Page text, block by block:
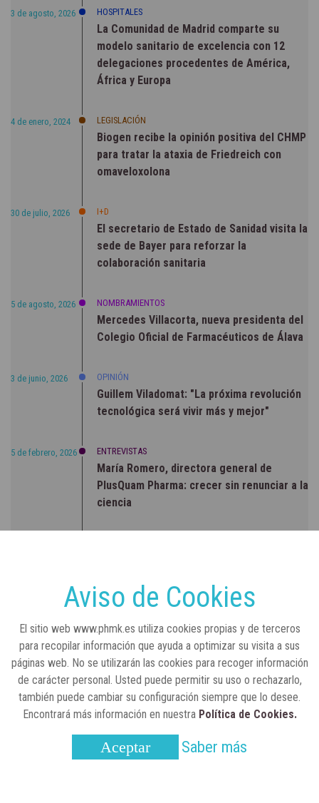
3 de agosto, 2026 HOSPITALES
La Comunidad de Madrid comparte su
modelo sanitario de excelencia con 12
delegaciones procedentes de América,
África y Europa
4 de enero, 2024 LEGISLACIÓN
Biogen recibe la opinión positiva del CHMP
para tratar la ataxia de Friedreich con
omaveloxolona
30 de julio, 2026 I+D
El secretario de Estado de Sanidad visita la
sede de Bayer para reforzar la
colaboración sanitaria
5 de agosto, 2026 NOMBRAMIENTOS
Mercedes Villacorta, nueva presidenta del
Colegio Oficial de Farmacéuticos de Álava
3 de junio, 2026 OPINIÓN
Guillem Viladomat: "La próxima revolución
tecnológica será vivir más y mejor"
5 de febrero, 2026 ENTREVISTAS
María Romero, directora general de
PlusQuam Pharma: crecer sin renunciar a la
ciencia
Lilly impulsa "Razones de Peso" para
visibilizar la obesidad
25 de marzo, 2023 ENTRE BASTIDORES
Real Academia Nacional de Farmacia: un
la sociedad actual
Aviso de Cookies
El sitio web www.phmk.es utiliza cookies propias y de terceros
para recopilar información que ayuda a optimizar su visita a sus
páginas web. No se utilizarán las cookies para recoger información
de carácter personal. Usted puede permitir su uso o rechazarlo,
también puede cambiar su configuración siempre que lo desee.
Encontrará más información en nuestra Política de Cookies.
Aceptar Saber más